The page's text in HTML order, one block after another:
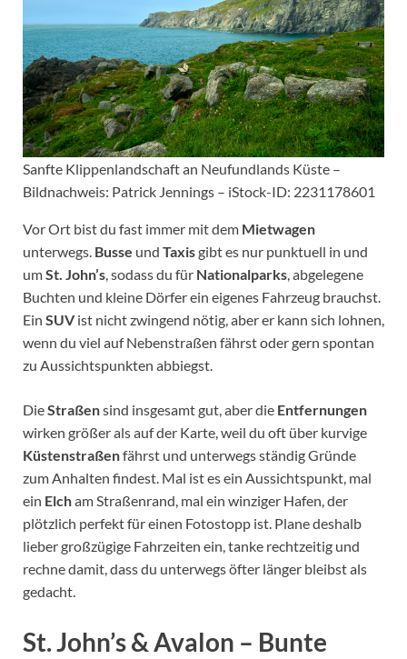
Sanfte Klippenlandschaft an Neufundlands Küste –
Bildnachweis: Patrick Jennings – iStock-ID: 2231178601
Vor Ort bist du fast immer mit dem Mietwagen
unterwegs. Busse und Taxisgibt es nur punktuell in und
umSt. John’s , sodass du für Nationalparks , abgelegene
Buchten und kleine Dörfer ein eigenes Fahrzeug brauchst.
Ein SUV ist nicht zwingend nötig, aber er kann sich lohnen,
wenn du viel auf Nebenstraßen fährst oder gern spontan
zu Aussichtspunkten abbiegst.
DieStraßensind insgesamt gut, aber die Entfernungen
wirken größer als auf der Karte, weil du oft über kurvige
Küstenstraßenfährst und unterwegs ständig Gründe
zum Anhalten findest. Mal ist es ein Aussichtspunkt, mal
ein Elcham Straßenrand, mal ein winziger Hafen, der
plötzlich perfekt für einen Fotostopp ist. Plane deshalb
lieber großzügige Fahrzeiten ein, tanke rechtzeitig und
rechne damit, dass du unterwegs öfter länger bleibst als
gedacht.
St. John’s & Avalon – Bunte